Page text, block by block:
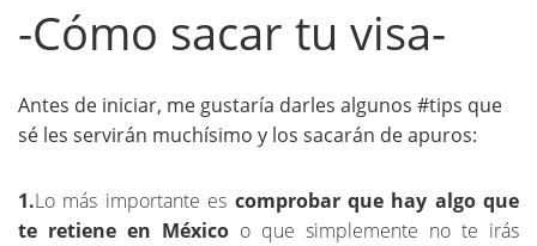
-Cómo sacar tu visa-
Antes de iniciar, me gustaría darles algunos #tips que
sé les servirán muchísimo y los sacarán de apuros:
1.Lo más importante es comprobar que hay algo que
te retiene en México o que simplemente no te irás